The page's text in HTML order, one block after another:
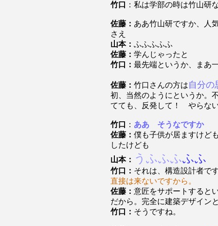
竹口
：私は学部の時は竹山研
佐藤： ああ竹山研ですか、人
さえ
山本： ふふふふふ
佐藤： 学んじゃったと
竹口： 最先端というか、まあ
佐藤： 竹口さんの方は自分の
初、当然のようにというか。
てても、反発して！ やらな
竹口 ： ああ そうなですか
佐藤： 僕も子供が居ますけど
したけども
山本： うふふふふふ
竹口： それは、構造設計者で
直接は来ないですから。
佐藤： 意匠をサポートすると
だから。完全に建築デザイン
竹口： そうですね。